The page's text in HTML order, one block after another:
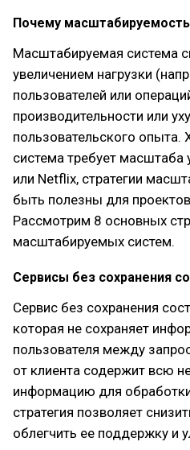
Почему
Масштабируемая система
увеличением нагрузки
пользователей или
производительности или
пользовательского опыта.
система требует масштаба
или Netflix, стратегии
быть полезны для
Рассмотрим 8 основных
масштабируемых систем.
Сервисы без сохранения
Сервис без сохранения
которая не сохраняет
пользователя между
от клиента содержит всю
информацию для
стратегия позволяет
облегчить ее поддержку и